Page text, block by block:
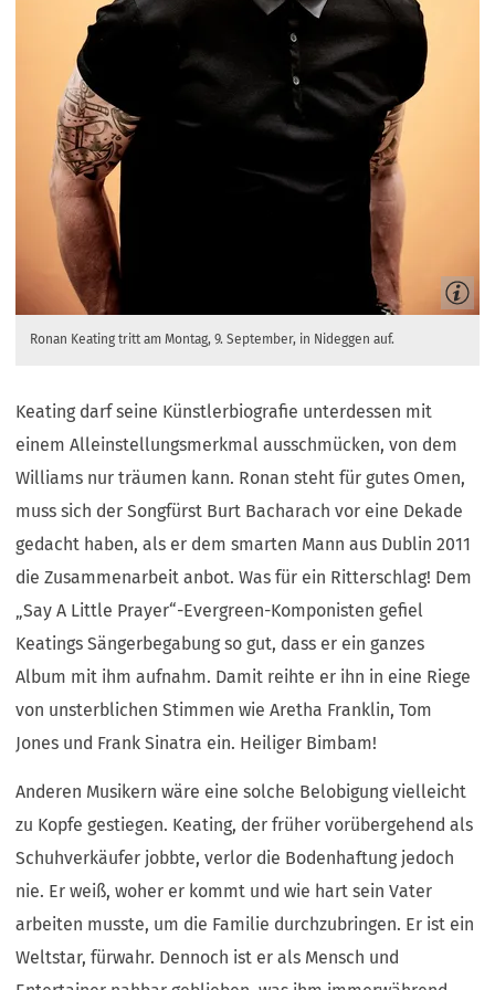
Ronan Keating tritt am Montag, 9. September, in Nideggen auf.
Keating darf seine Künstlerbiografie unterdessen mit
einem Alleinstellungsmerkmal ausschmücken, von dem
Williams nur träumen kann. Ronan steht für gutes Omen,
muss sich der Songfürst Burt Bacharach vor eine Dekade
gedacht haben, als er dem smarten Mann aus Dublin 2011
die Zusammenarbeit anbot. Was für ein Ritterschlag! Dem
„Say A Little Prayer“-Evergreen-Komponisten gefiel
Keatings Sängerbegabung so gut, dass er ein ganzes
Album mit ihm aufnahm. Damit reihte er ihn in eine Riege
von unsterblichen Stimmen wie Aretha Franklin, Tom
Jones und Frank Sinatra ein. Heiliger Bimbam!
Anderen Musikern wäre eine solche Belobigung vielleicht
zu Kopfe gestiegen. Keating, der früher vorübergehend als
Schuhverkäufer jobbte, verlor die Bodenhaftung jedoch
nie. Er weiß, woher er kommt und wie hart sein Vater
arbeiten musste, um die Familie durchzubringen. Er ist ein
Weltstar, fürwahr. Dennoch ist er als Mensch und